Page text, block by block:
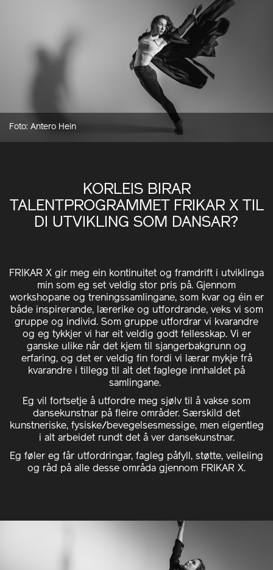
Foto: Antero Hein
KORLEIS BIRAR
TALENTPROGRAMMET FRIKAR X TIL
DI UTVIKLING SOM DANSAR?
FRIKAR X gir meg ein kontinuitet og framdrift i utviklinga
min som eg set veldig stor pris på. Gjennom
workshopane og treningssamlingane, som kvar og éin er
både inspirerande, lærerike og utfordrande, veks vi som
gruppe og individ. Som gruppe utfordrar vi kvarandre
og eg tykkjer vi har eit veldig godt fellesskap. Vi er
ganske ulike når det kjem til sjangerbakgrunn og
erfaring, og det er veldig fin fordi vi lærar mykje frå
kvarandre i tillegg til alt det faglege innhaldet på
samlingane.
Eg vil fortsetje å utfordre meg sjølv til å vakse som
dansekunstnar på fleire områder. Særskild det
kunstneriske, fysiske/bevegelsesmessige, men eigentleg
i alt arbeidet rundt det å ver dansekunstnar.
Eg føler eg får utfordringar, fagleg påfyll, støtte, veileiing
og råd på alle desse områda gjennom FRIKAR X.